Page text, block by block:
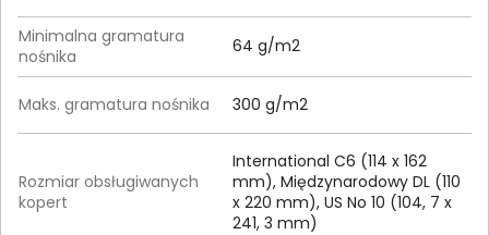
Minimalna gramatura
nośnika
64 g/m2
Maks. gramatura nośnika 300 g/m2
Rozmiar obsługiwanych
kopert
International C6 (114 x 162
mm), Międzynarodowy DL (110
x 220 mm), US No 10 (104, 7 x
241, 3 mm)